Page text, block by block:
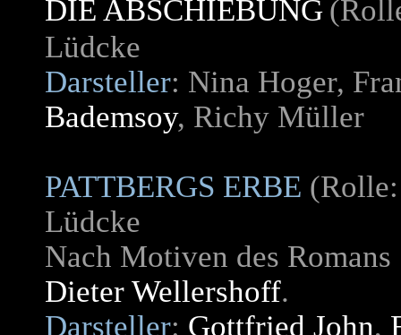
DIE ABSCHIEBUNG
Lüdcke
Darsteller: Nina Hoger,
Bademsoy, Richy Müller
PATTBERGS ERBE
Lüdcke
Nach Motiven des
Dieter Wellershoff.
Darsteller: Gottfried John,